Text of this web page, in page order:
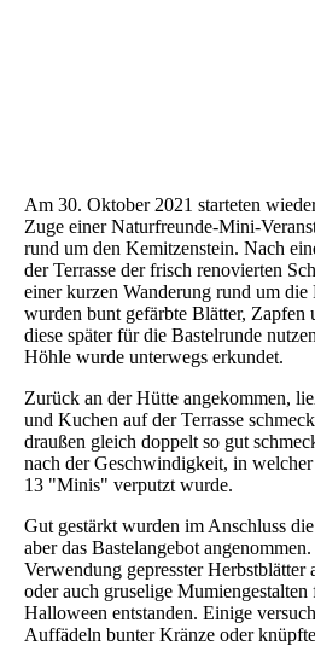
Am 30. Oktober 2021 starteten
Zuge einer Naturfreunde-Mini-
rund um den Kemitzenstein. Nach
der Terrasse der frisch renovierten
einer kurzen Wanderung rund um die
wurden bunt gefärbte Blätter, Zapfen
diese später für die Bastelrunde
Höhle wurde unterwegs erkundet.
Zurück an der Hütte angekommen,
und Kuchen auf der Terrasse
draußen gleich doppelt so gut
nach der Geschwindigkeit, in
13 "Minis" verputzt wurde.
Gut gestärkt wurden im Anschluss
aber das Bastelangebot
Verwendung gepresster
oder auch gruselige Mumiengestalten
Halloween entstanden. Einige
Auffädeln bunter Kränze oder